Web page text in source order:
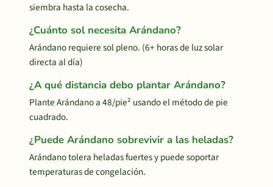
siembra hasta la cosecha.
¿Cuánto sol necesita Arándano?
Arándano requiere sol pleno. (6+ horas de luz solar
directa al día)
¿A qué distancia debo plantar Arándano?
Plante Arándano a 48/pie² usando el método de pie
cuadrado.
¿Puede Arándano sobrevivir a las heladas?
Arándano tolera heladas fuertes y puede soportar
temperaturas de congelación.